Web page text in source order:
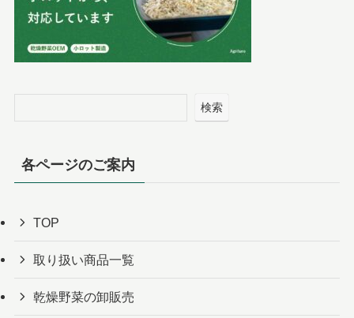
検索
各ページのご案内
TOP
取り扱い商品一覧
乾燥野菜の卸販売